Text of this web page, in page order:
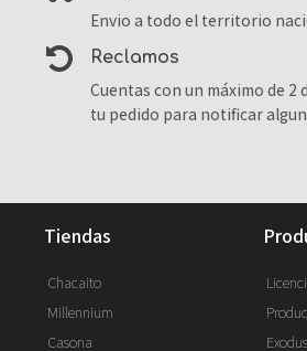
Envio a todo el territorio
reclamos
Cuentas con un máximo de 2
tu pedido para notificar
tiendas
Chacaito
Millennium
Casona